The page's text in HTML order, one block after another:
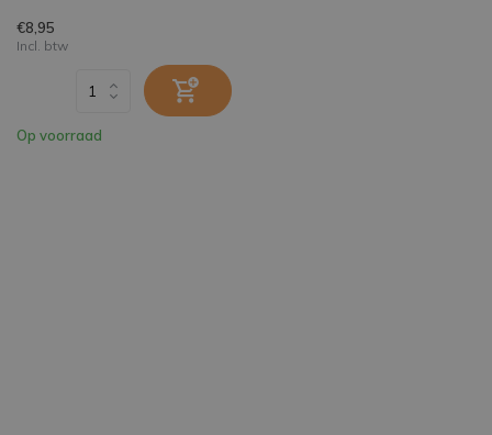
€8,95
Incl. btw
Op voorraad